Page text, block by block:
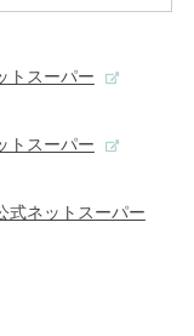
トスーパー
トスーパー
式ネットスーパー